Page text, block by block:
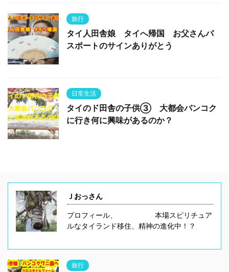
旅行
タイ人田舎娘 タイへ帰国 お父さんパ
スポートのサインありがとう
日常生活
タイのド田舎の子供③ 大都会バンコク
に行き何に興味があるのか？
Ｊおっさん
プロフィール、 本場スピリチュア
ルなタイランド移住、精神の進化中！？
旅行